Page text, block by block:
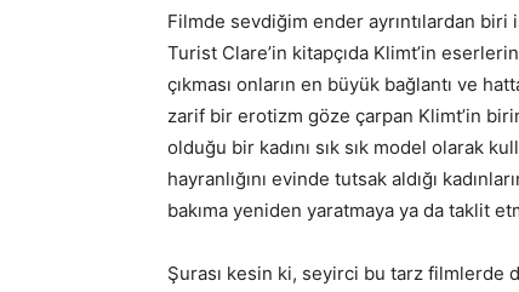
Filmde sevdiğim ender ayrıntılardan biri
Turist Clare’in kitapçıda Klimt’in
çıkması onların en büyük bağlantı ve
zarif bir erotizm göze çarpan Klimt’in
olduğu bir kadını sık sık model olarak
hayranlığını evinde tutsak aldığı
bakıma yeniden yaratmaya ya da taklit
Şurası kesin ki, seyirci bu tarz filmlerde